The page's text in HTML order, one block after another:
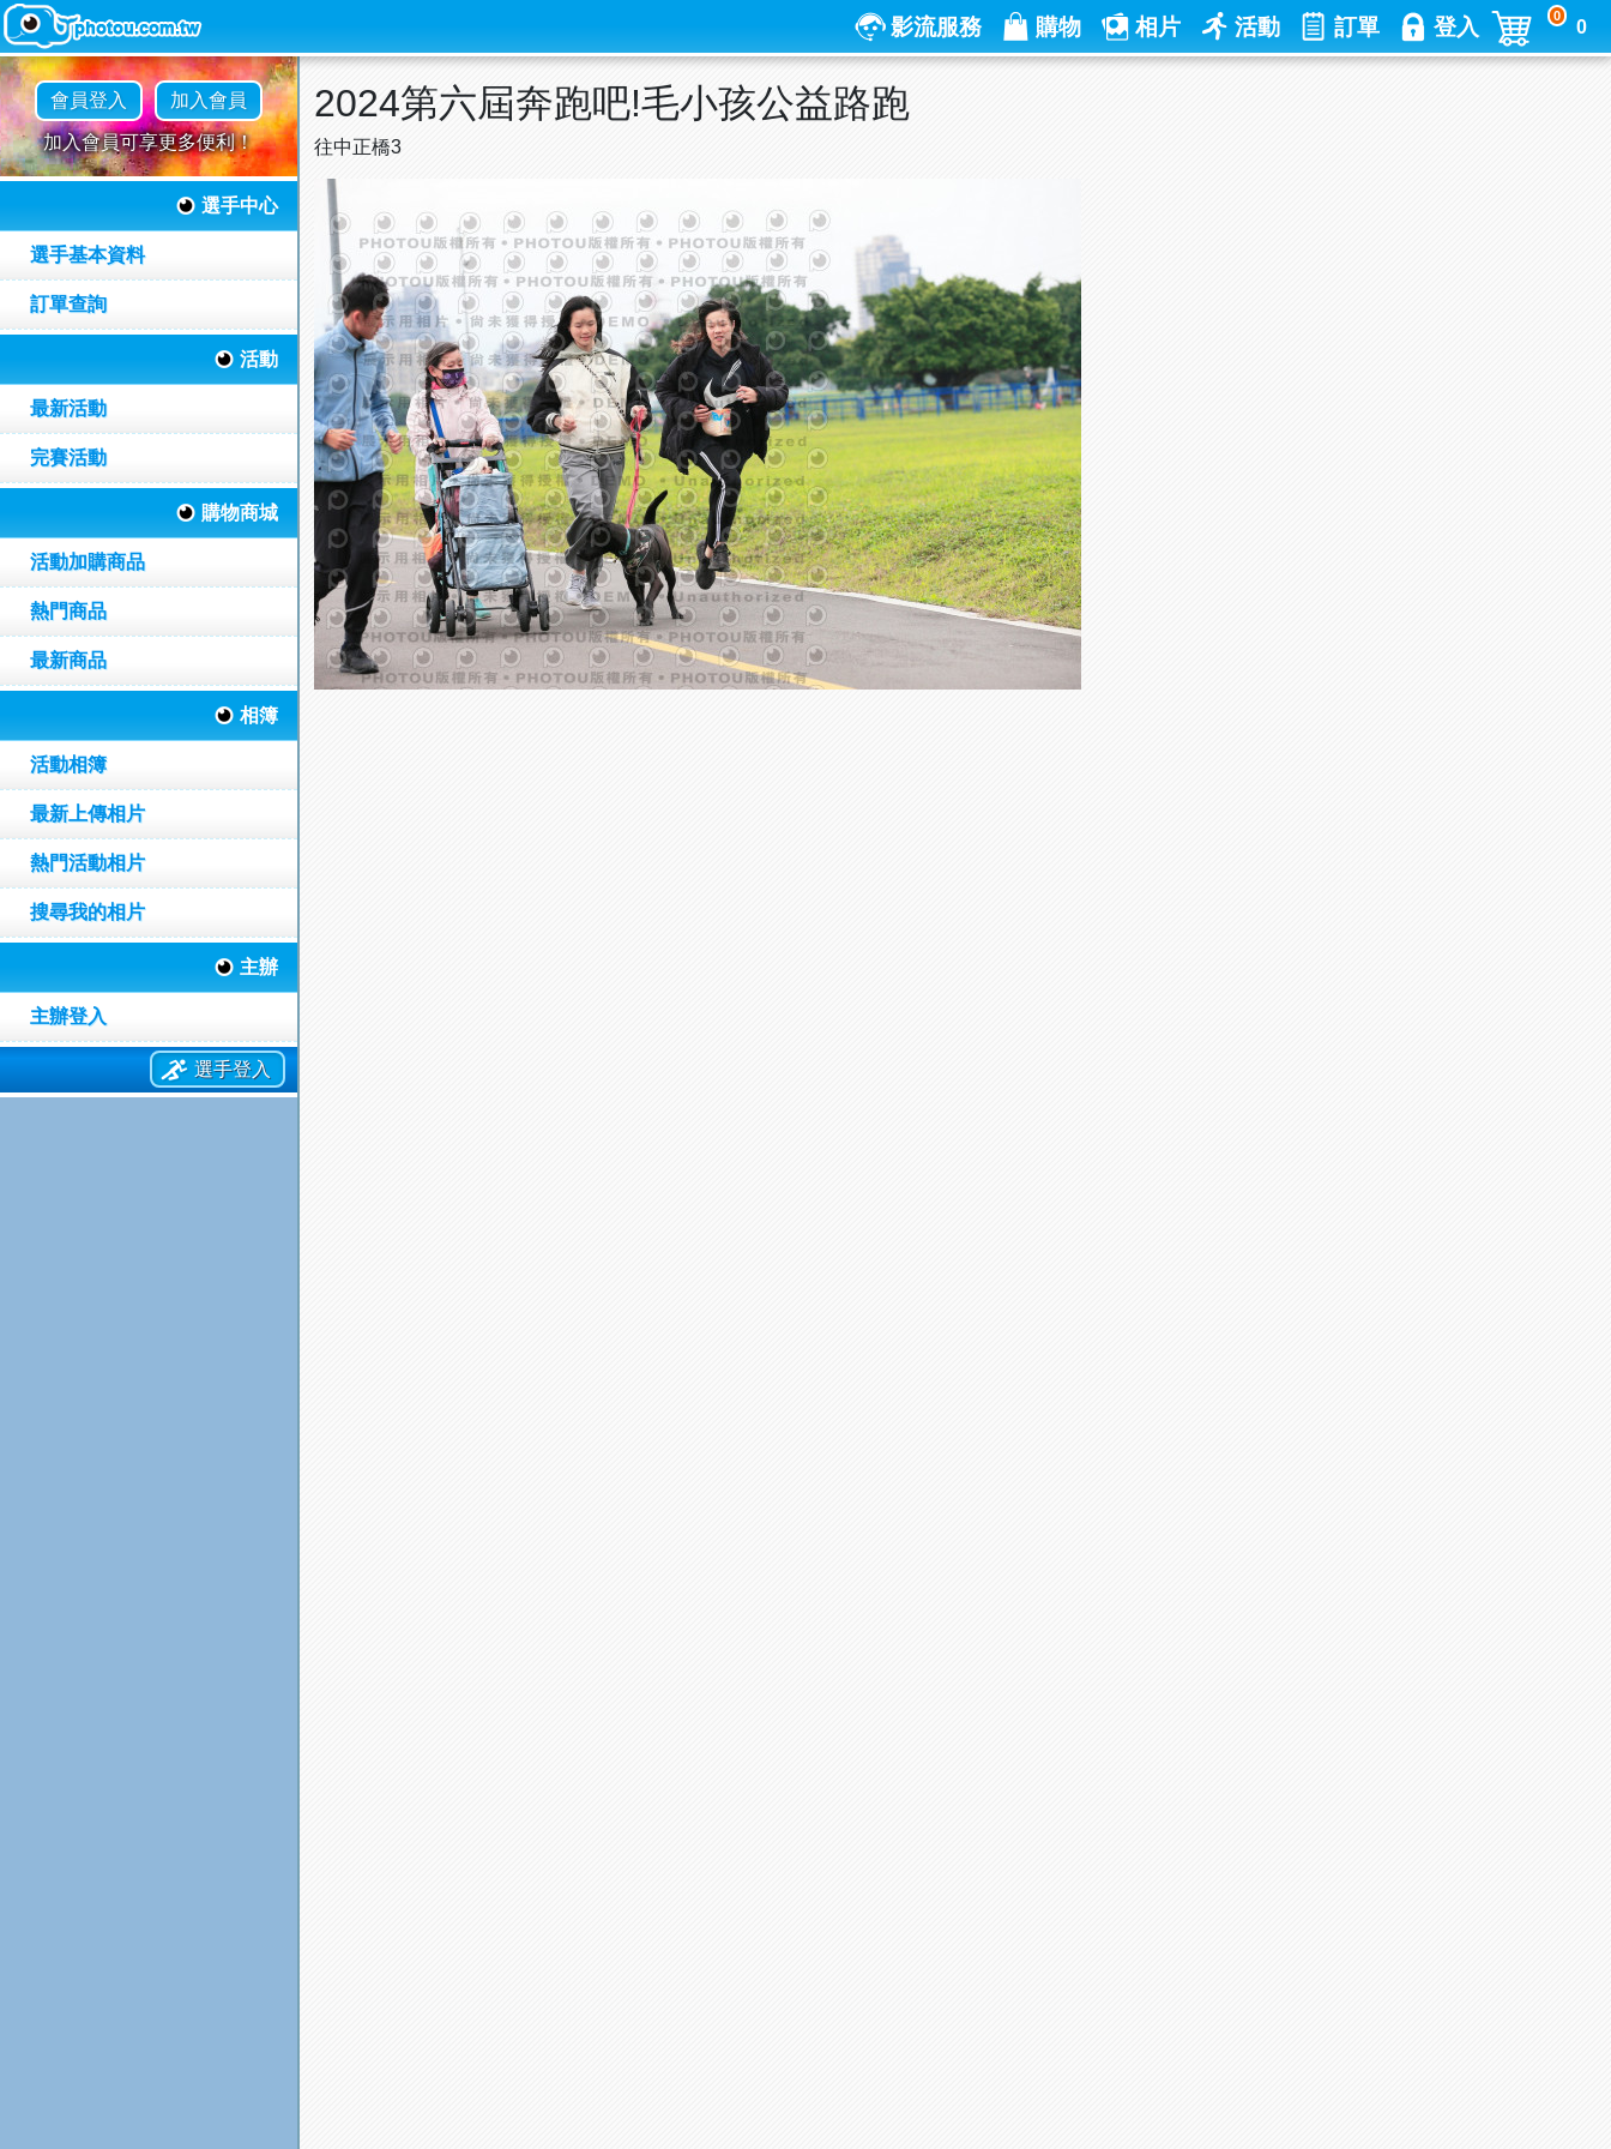
影流服務 購物 相片 活動 訂單 登入 0
0
會員登入 加入會員
加入會員可享更多便利！
選手中心
選手基本資料
訂單查詢
活動
最新活動
完賽活動
購物商城
活動加購商品
熱門商品
最新商品
相簿
活動相簿
最新上傳相片
熱門活動相片
搜尋我的相片
主辦
主辦登入
選手登入
2024第六屆奔跑吧!毛小孩公益路跑
往中正橋3